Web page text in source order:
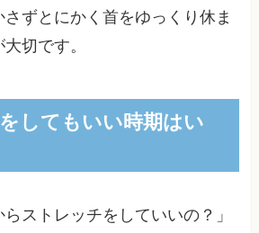
ずとにかく首をゆっくり休ま
切です。
してもいい時期はい
らストレッチをしていいの？」